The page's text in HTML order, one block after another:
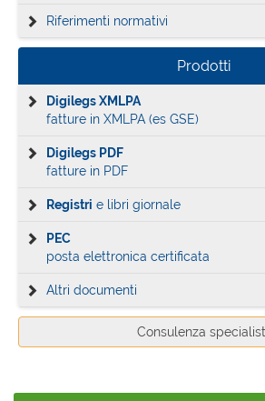
Riferimenti normativi
Prodotti
Digilegs XMLPA
fatture in XMLPA (es GSE)
Digilegs PDF
fatture in PDF
Registri e libri giornale
PEC
posta elettronica certificata
Altri documenti
Consulenza